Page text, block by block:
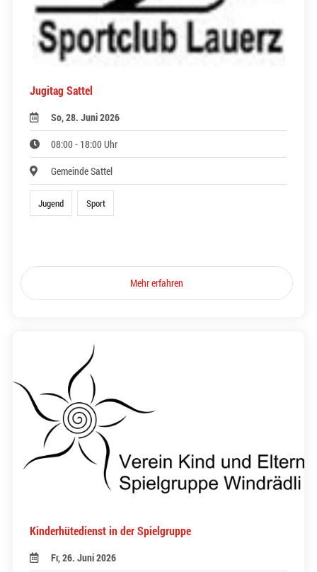
Jugitag Sattel
So, 28. Juni 2026
08:00 - 18:00 Uhr
Gemeinde Sattel
Jugend Sport
Mehr erfahren
Kinderhütedienst in der Spielgruppe
Fr, 26. Juni 2026